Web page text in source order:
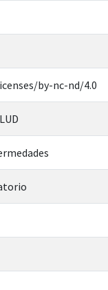
by-nc-nd/4.0